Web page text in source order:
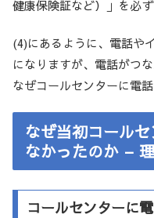
健康保険証など）」を必
(4)にあるように、電話や
になりますが、電話がつ
なぜコールセンターに電
なぜ当初コール
なかったのか –
コールセンターに